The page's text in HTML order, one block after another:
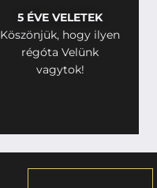
5 ÉVE VELETEK
Köszönjük, hogy ilyen
régóta Velünk
vagytok!